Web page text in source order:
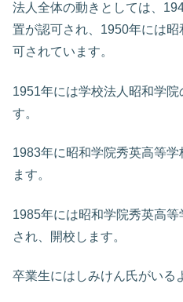
法人全体の動きとしては、
置が認可され、1950年には
可されています。
1951年には学校法人昭和学院
す。
1983年に昭和学院秀英高等
ます。
1985年には昭和学院秀英高
され、開校します。
卒業生にはしみけん氏がいる